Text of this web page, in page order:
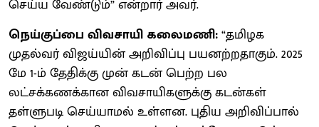
செய்ய வேண்டும்” என்றார் அவர்.
நெய்குப்பை விவசாயி கலைமணி:“தமிழக
முதல்வர் விஜய்யின் அறிவிப்பு பயனற்றதாகும். 2025
மே 1-ம் தேதிக்கு முன் கடன் பெற்ற பல
லட்சக்கணக்கான விவசாயிகளுக்கு கடன்கள்
தள்ளுபடி செய்யாமல் உள்ளன. புதிய அறிவிப்பால்